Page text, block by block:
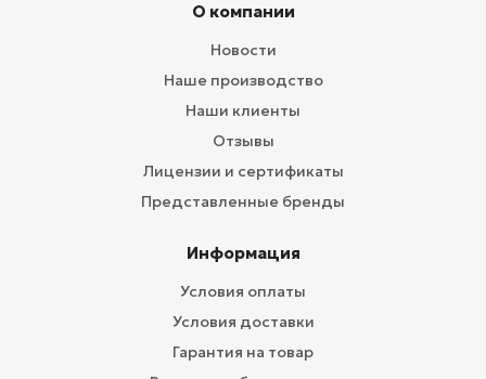
О компании
Новости
Наше производство
Наши клиенты
Отзывы
Лицензии и сертификаты
Представленные бренды
Информация
Условия оплаты
Условия доставки
Гарантия на товар